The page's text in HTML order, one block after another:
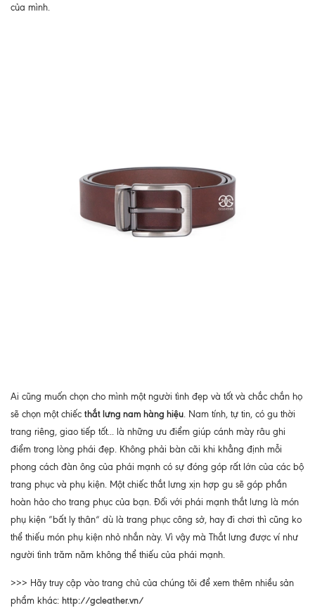
của mình.
Ai cũng muốn chọn cho mình một người tình đẹp và tốt và chắc chắn họ
sẽ chọn một chiếc thắt lưng nam hàng hiệu . Nam tính, tự tin, có gu thời
trang riêng, giao tiếp tốt... là những ưu điểm giúp cánh mày râu ghi
điểm trong lòng phái đẹp. Không phải bàn cãi khi khẳng định mỗi
phong cách đàn ông của phái mạnh có sự đóng góp rất lớn của các bộ
trang phục và phụ kiện. Một chiếc thắt lưng xịn hợp gu sẽ góp phần
hoàn hảo cho trang phục của bạn. Đối với phái mạnh thắt lưng là món
phụ kiện ”bất ly thân“ dù là trang phục công sở, hay đi chơi thì cũng ko
thể thiếu món phụ kiện nhỏ nhắn này. Vì vậy mà Thắt lưng được ví như
người tình trăm năm không thể thiếu của phái mạnh.
>>> Hãy truy cập vào trang chủ của chúng tôi để xem thêm nhiều sản
phẩm khác: http://gcleather.vn/